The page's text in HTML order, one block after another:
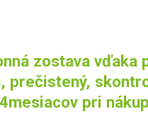
zostava
prečistený,
pri